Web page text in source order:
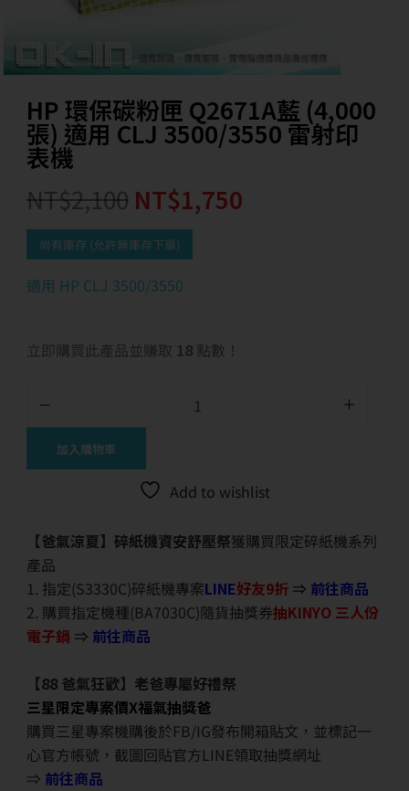
HP 環保碳粉匣 Q2671A藍 (4,000
張) 適用 CLJ 3500/3550 雷射印
表機
NT$2,100 NT$1,750
尚有庫存 (允許無庫存下單)
適用 HP CLJ 3500/3550
立即購買此產品並賺取 18 點數！
加入購物車
Add to wishlist
【爸氣涼夏】碎紙機資安舒壓祭獲購買限定碎紙機系列
產品
1. 指定(S3330C)碎紙機專案LINE好友9折 ⇒ 前往商品
2. 購買指定機種(BA7030C)隨貨抽獎券抽KINYO 三人份
電子鍋 ⇒ 前往商品
【88 爸氣狂歡】老爸專屬好禮祭
三星限定專案價X福氣抽獎爸
購買三星專案機購後於FB/IG發布開箱貼文，並標記一
心官方帳號，截圖回貼官方LINE領取抽獎網址
⇒ 前往商品